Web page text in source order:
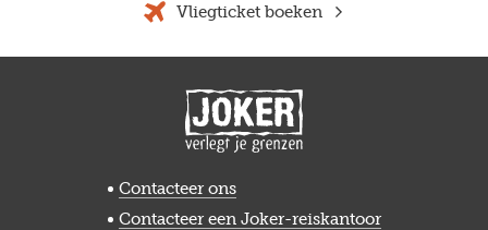
Vliegticket boeken
Contacteer ons
Contacteer een Joker-reiskantoor